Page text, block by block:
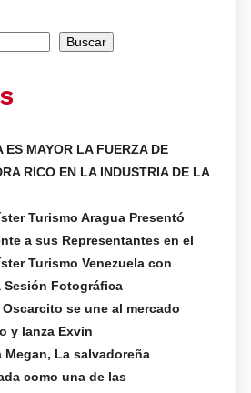
Buscar
ES MAYOR LA FUERZA DE
RICO EN LA INDUSTRIA DE LA
Turismo Aragua Presentó
a sus Representantes en el
Turismo Venezuela con
Sesión Fotográfica
se une al mercado
y lanza Exvin
Megan, La salvadoreña
como una de las